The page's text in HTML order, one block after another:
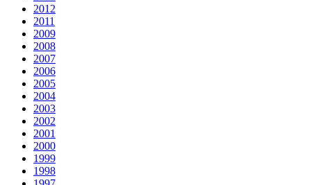
2012
2011
2009
2008
2007
2006
2005
2004
2003
2002
2001
2000
1999
1998